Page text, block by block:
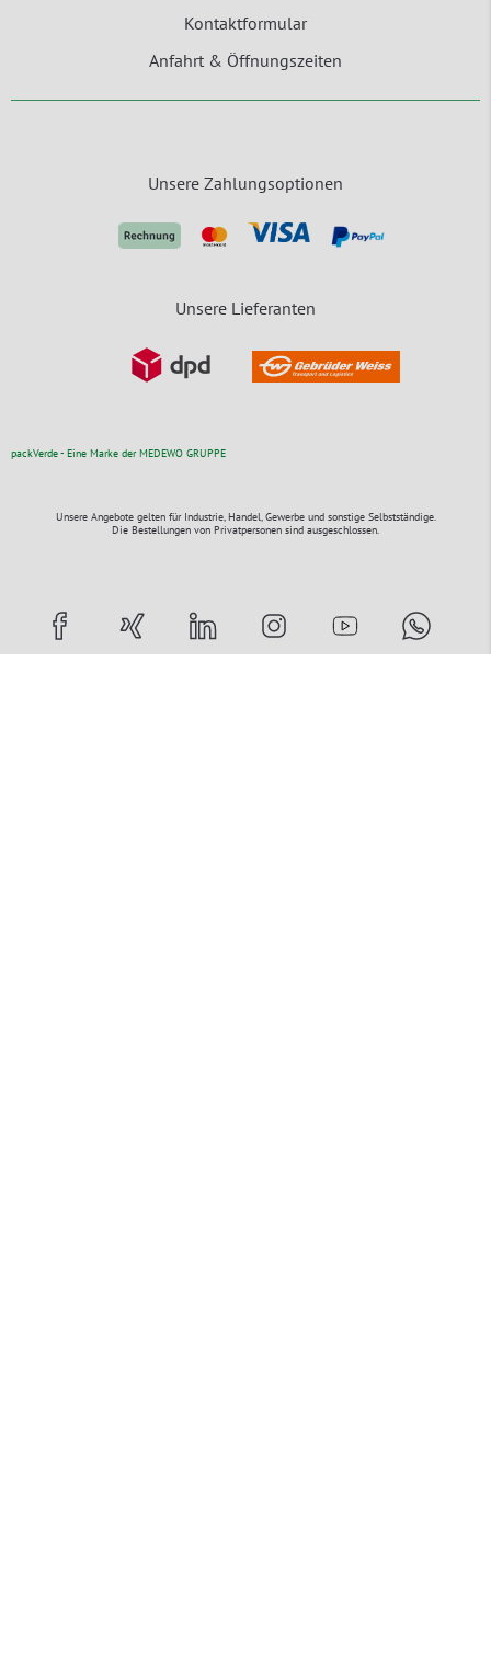
Kontaktformular
Anfahrt & Öffnungszeiten
Unsere Zahlungsoptionen
Unsere Lieferanten
packVerde - Eine Marke der MEDEWO GRUPPE
Unsere Angebote gelten für Industrie, Handel, Gewerbe und sonstige Selbstständige.
Die Bestellungen von Privatpersonen sind ausgeschlossen.